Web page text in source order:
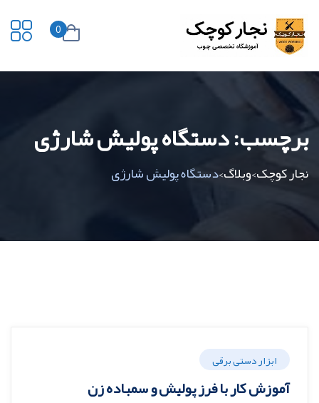
0
برچسب:دستگاه پولیش شارژی
نجار کوچک>وبلاگ>دستگاه پولیش شارژی
ابزار دستی برقی
آموزش کار با فرز پولیش و سمباده زن